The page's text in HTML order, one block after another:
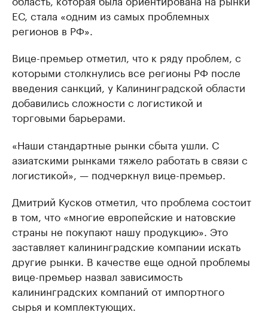
ЕС, стала «одним из самых проблемных
регионов в РФ».
Вице-премьер отметил, что к ряду проблем, с
которыми столкнулись все регионы РФ после
введения санкций, у Калининградской области
добавились сложности с логистикой и
торговыми барьерами.
«Наши стандартные рынки сбыта ушли. С
азиатскими рынками тяжело работать в связи с
логистикой», — подчеркнул вице-премьер.
Дмитрий Кусков отметил, что проблема состоит
в том, что «многие европейские и натовские
страны не покупают нашу продукцию». Это
заставляет калининградские компании искать
другие рынки. В качестве еще одной проблемы
вице-премьер назвал зависимость
калининградских компаний от импортного
сырья и комплектующих.